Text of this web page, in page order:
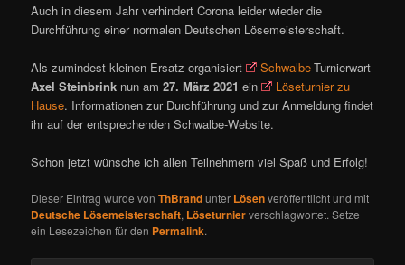
a
v
g
a
t
i
n
Auch in diesem Jahr verhindert Corona leider wieder die
Durchführung einer normalen Deutschen Lösemeisterschaft.
Als zumindest kleinen Ersatz organisiert Schwalbe-Turnierwart
Axel Steinbrink nun am27. März 2021 ein
Löseturnier zu
Hause. Informationen zur Durchführung und zur Anmeldung findet
ihr auf der entsprechenden Schwalbe-Website.
Schon jetzt wünsche ich allen Teilnehmern viel Spaß und Erfolg!
Dieser Eintrag wurde vonThBrandunter Lösenveröffentlicht und mit
Deutsche Lösemeisterschaft, Löseturnierverschlagwortet. Setze
ein Lesezeichen für den Permalink.